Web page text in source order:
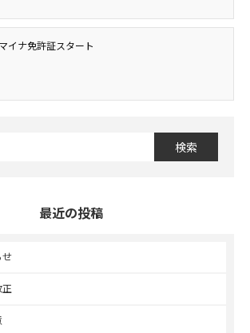
マイナ免許証スタート
最近の投稿
せ
正